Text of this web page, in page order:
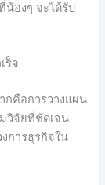
องๆ จะได้รับ
ร็จ
คือการวางแผน
วิจัยที่ชัดเจน
การธุรกิจใน